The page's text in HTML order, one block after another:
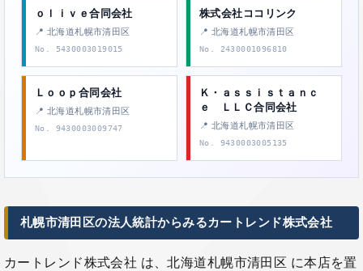
ｏｌｉｖｅ合同会社
📍 北海道札幌市清田区
No. 5430003019015
株式会社ココリンク
📍 北海道札幌市清田区
No. 2430001096810
Ｌｏｏｐ合同会社
📍 北海道札幌市清田区
No. 9430003009747
Ｋ・ａｓｓｉｓｔａｎｃ
ｅ ＬＬＣ合同会社
📍 北海道札幌市清田区
No. 9430003005135
札幌市清田区の法人統計からみるカートレンド株式会社
カートレンド株式会社 は、北海道札幌市清田区 に本店を置